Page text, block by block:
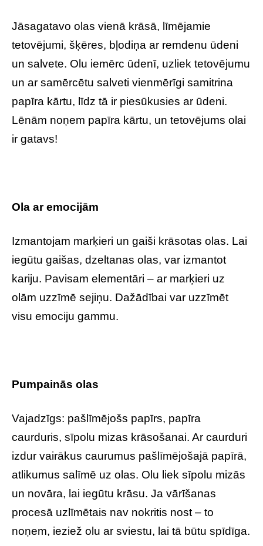
Jāsagatavo olas vienā krāsā, līmējamie
tetovējumi, šķēres, bļodiņa ar remdenu ūdeni
un salvete. Olu iemērc ūdenī, uzliek tetovējumu
un ar samērcētu salveti vienmērīgi samitrina
papīra kārtu, līdz tā ir piesūkusies ar ūdeni.
Lēnām noņem papīra kārtu, un tetovējums olai
ir gatavs!
Ola ar emocijām
Izmantojam marķieri un gaiši krāsotas olas. Lai
iegūtu gaišas, dzeltanas olas, var izmantot
kariju. Pavisam elementāri – ar marķieri uz
olām uzzīmē sejiņu. Dažādībai var uzzīmēt
visu emociju gammu.
Pumpainās olas
Vajadzīgs: pašlīmējošs papīrs, papīra
caurduris, sīpolu mizas krāsošanai. Ar caurduri
izdur vairākus caurumus pašlīmējošajā papīrā,
atlikumus salīmē uz olas. Olu liek sīpolu mizās
un novāra, lai iegūtu krāsu. Ja vārīšanas
procesā uzlīmētais nav nokritis nost – to
noņem, ieziež olu ar sviestu, lai tā būtu spīdīga.